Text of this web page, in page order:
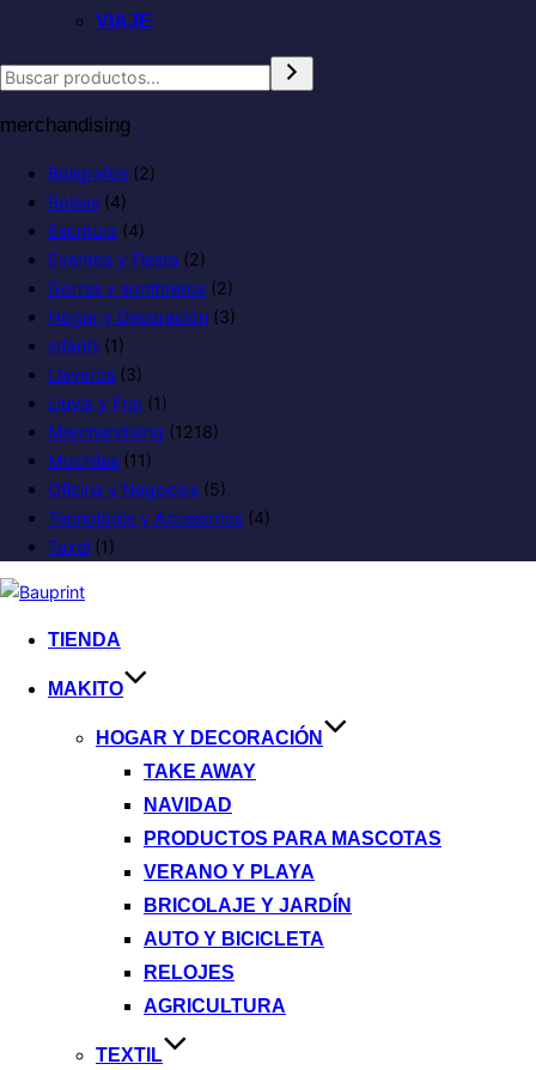
VIAJE
merchandising
Boligrafos (2)
Bolsas (4)
Escritura (4)
Eventos y Fiesta (2)
Gorras y sombreros (2)
Hogar y Decoración (3)
infantil (1)
Llaveros (3)
Lluvia y Frio (1)
Merchandising (1218)
Mochilas (11)
Oficina y Negocios (5)
Tecnología y Accesorios (4)
Textil (1)
TIENDA
MAKITO
HOGAR Y DECORACIÓN
TAKE AWAY
NAVIDAD
PRODUCTOS PARA MASCOTAS
VERANO Y PLAYA
BRICOLAJE Y JARDÍN
AUTO Y BICICLETA
RELOJES
AGRICULTURA
TEXTIL